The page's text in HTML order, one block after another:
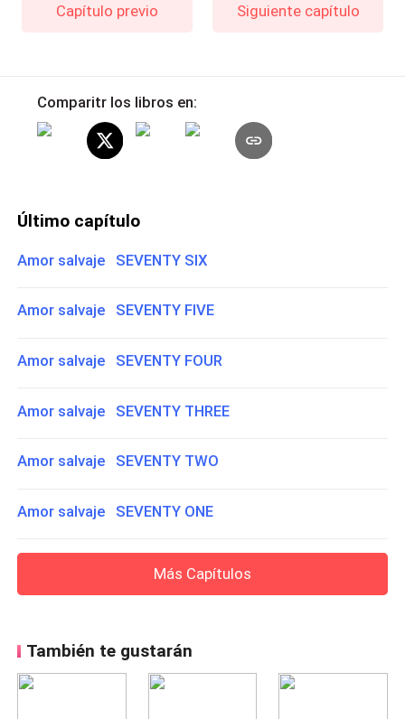
Capítulo previo Siguiente capítulo
Comparitr los libros en:
Último capítulo
Amor salvaje SEVENTY SIX
Amor salvaje SEVENTY FIVE
Amor salvaje SEVENTY FOUR
Amor salvaje SEVENTY THREE
Amor salvaje SEVENTY TWO
Amor salvaje SEVENTY ONE
Más Capítulos
También te gustarán